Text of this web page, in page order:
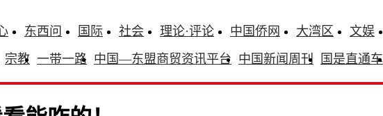
东西问 国际 社会 理论·评论 中国侨网 大湾区 文娱
宗教 一带一路 中国—东盟商贸资讯平台 中国新闻周刊 国是直通车